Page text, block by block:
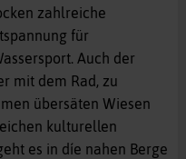
zahlreiche
für
Auch der
mit dem Rad, zu
übersäten Wiesen
kulturellen
es in díe nahen Berge